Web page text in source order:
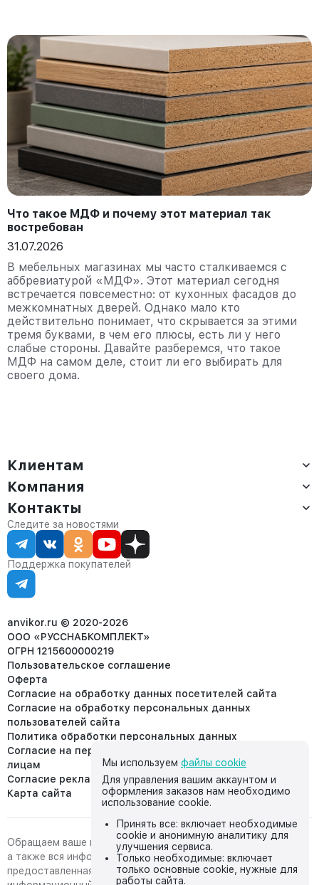
Что такое МДФ и почему этот материал так
востребован
31.07.2026
В мебельных магазинах мы часто сталкиваемся с
аббревиатурой «МДФ». Этот материал сегодня
встречается повсеместно: от кухонных фасадов до
межкомнатных дверей. Однако мало кто
действительно понимает, что скрывается за этими
тремя буквами, в чем его плюсы, есть ли у него
слабые стороны. Давайте разберемся, что такое
МДФ на самом деле, стоит ли его выбирать для
своего дома.
Клиентам
Доставка
Оплата
Сервис
Статус заказа
Статьи
Компания
О компании
Контакты
Партнёрам
Контакты
Отдел продаж:
8 (800) 234-22-62
corp@anvikor.ru
Ежедневно, с 7:00-19:00 (МСК)
Отдел рекламации:
8 (953) 455-25-61
info@anvikor.ru
Следите за новостями
Поддержка покупателей
anvikor.ru © 2020-2026
ООО «РУССНАБКОМПЛЕКТ»
ОГРН 1215600000219
Пользовательское соглашение
Оферта
Согласие на обработку данных посетителей сайта
Согласие на обработку персональных данных
пользователей сайта
Политика обработки персональных данных
Согласие на передачу персональных данных третьим
лицам
Согласие реклама
Карта сайта
Обращаем ваше внимание на то, что данный интернет-сайт,
а также вся информация о товарах и ценах,
предоставленная на нём, носит исключительно
Мы используем файлы cookie
Для управления вашим аккаунтом и
оформления заказов нам необходимо
использование cookie.
Принять все: включает необходимые
cookie и анонимную аналитику для
улучшения сервиса.
Только необходимые: включает
только основные cookie, нужные для
работы сайта.